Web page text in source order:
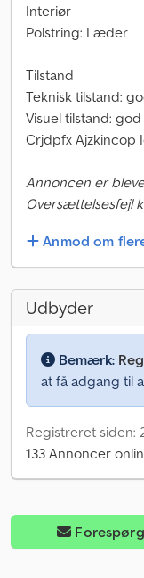
Interiør
Polstring: Læder
Tilstand
Teknisk tilstand:
Visuel tilstand: god
Crjdpfx Ajzkincop
Annoncen er
Oversættelsesfejl
Anmod om
Udbyder
Bemærk:
at få adgang til
Registreret siden:
133 Annoncer